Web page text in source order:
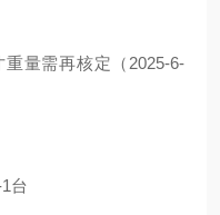
量需再核定（2025-6-
台